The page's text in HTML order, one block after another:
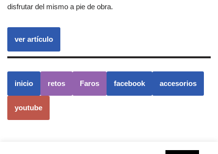
disfrutar del mismo a pie de obra.
ver artículo
inicio retos Faros facebook accesorios
youtube